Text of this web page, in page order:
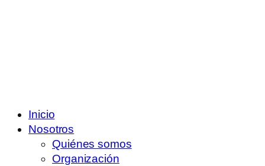
Inicio
Nosotros
Quiénes somos
Organización